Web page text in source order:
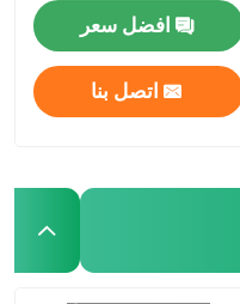
افضل سعر
اتصل بنا